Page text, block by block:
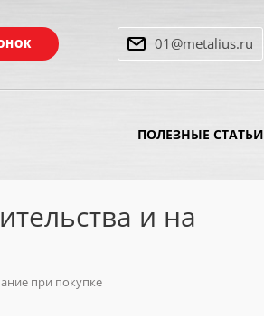
01@metalius.ru
ПОЛЕЗНЫЕ СТАТЬИ
и на
при покупке